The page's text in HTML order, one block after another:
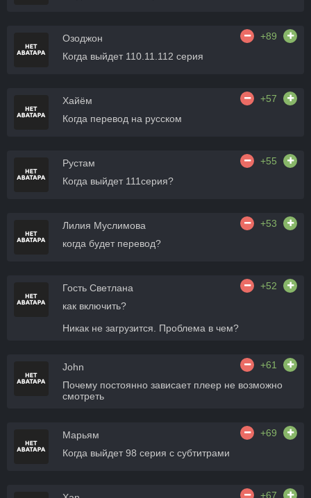
Озоджон
+89
Когда выйдет 110.11.112 серия
Хайём
+57
Когда перевод на русском
Рустам
+55
Когда выйдет 111серия?
Лилия Муслимова
+53
когда будет перевод?
Гость Светлана
+52
как включить?
Никак не загрузится. Проблема в чем?
John
+61
Почему постоянно зависает плеер не возможно
смотреть
Марьям
+69
Когда выйдет 98 серия с субтитрами
+67